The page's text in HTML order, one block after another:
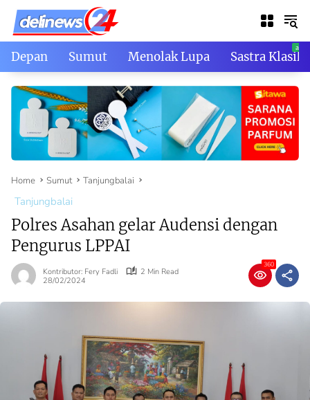
Skip
content
Depan Sumut Menolak Lupa Sastra Klasik
Home Sumut Tanjungbalai
Tanjungbalai
Polres Asahan gelar Audensi dengan
Pengurus LPPAI
Kontributor: Fery Fadli
2 Min Read
28/02/2024
360